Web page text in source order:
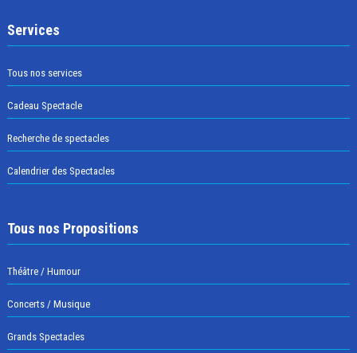
Services
Tous nos services
Cadeau Spectacle
Recherche de spectacles
Calendrier des Spectacles
Tous nos Propositions
Théâtre / Humour
Concerts / Musique
Grands Spectacles